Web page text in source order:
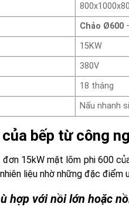
Chảo Ø600
15KW
380V
18 tháng
Nấu nhanh
bếp từ công
15kW mặt lõm phi 600
liệu nhờ những đặc điểm
hợp với nồi lớn hoặc